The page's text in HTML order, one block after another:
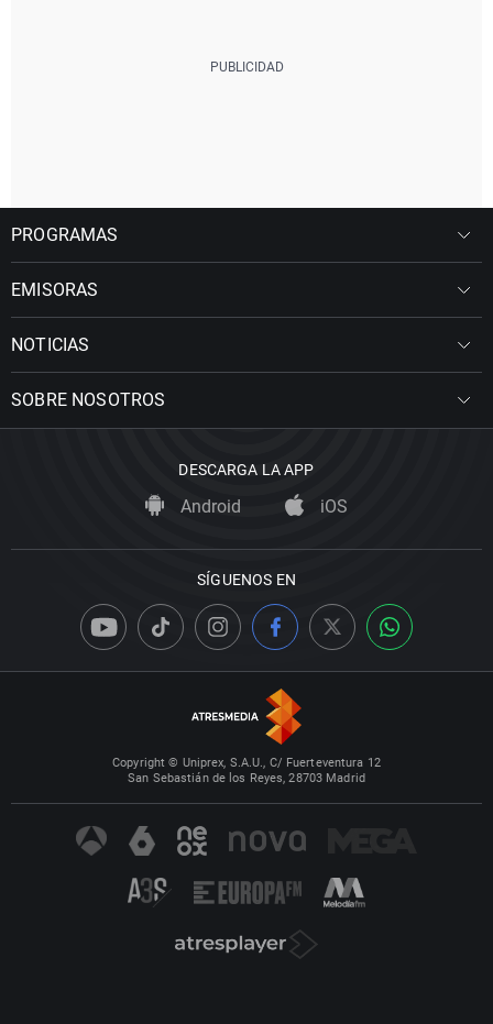
PROGRAMAS
EMISORAS
NOTICIAS
SOBRE NOSOTROS
DESCARGA LA APP
Android iOS
SÍGUENOS EN
Copyright © Uniprex, S.A.U., C/ Fuerteventura 12
San Sebastián de los Reyes, 28703 Madrid